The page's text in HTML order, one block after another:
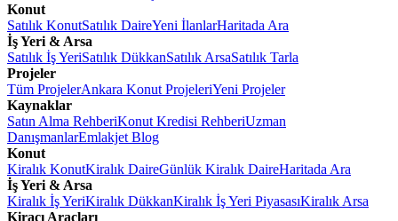
Konut
Satılık KonutSatılık DaireYeni İlanlarHaritada Ara
İş Yeri & Arsa
Satılık İş YeriSatılık DükkanSatılık ArsaSatılık Tarla
Projeler
Tüm ProjelerAnkara Konut ProjeleriYeni Projeler
Kaynaklar
Satın Alma RehberiKonut Kredisi RehberiUzman
DanışmanlarEmlakjet Blog
Konut
Kiralık KonutKiralık DaireGünlük Kiralık DaireHaritada Ara
İş Yeri & Arsa
Kiralık İş YeriKiralık DükkanKiralık İş Yeri PiyasasıKiralık Arsa
Kiracı Araçları